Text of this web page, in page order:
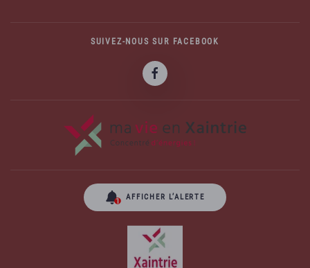
SUIVEZ-NOUS SUR FACEBOOK
AFFICHER L’ALERTE